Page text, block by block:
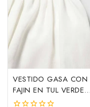
VESTIDO GASA CON
FAJIN EN TUL VERDE
AGUA, MAYORAL